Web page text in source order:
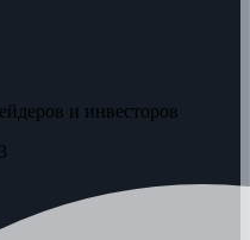
и инвесторов